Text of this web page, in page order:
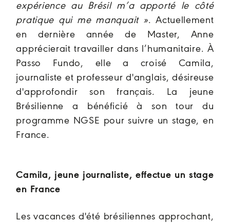
expérience au Brésil m’a apporté le côté
pratique qui me manquait ». Actuellement
en dernière année de Master, Anne
apprécierait travailler dans l’humanitaire. À
Passo Fundo, elle a croisé Camila,
journaliste et professeur d'anglais, désireuse
d'approfondir son français. La jeune
Brésilienne a bénéficié à son tour du
programme NGSE pour suivre un stage, en
France.
Camila, jeune journaliste, effectue un stage
en France
Les vacances d'été brésiliennes approchant,